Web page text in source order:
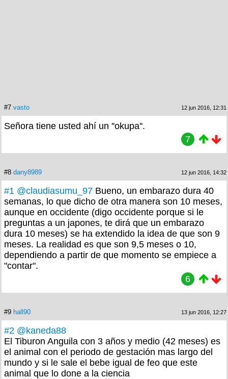
#7 vasto 12 jun 2016, 12:31
Señora tiene usted ahí un ''okupa''.
7
#8 dany8989 12 jun 2016, 14:32
#1 @claudiasumu_97 Bueno, un embarazo dura 40
semanas, lo que dicho de otra manera son 10 meses,
aunque en occidente (digo occidente porque si le
preguntas a un japones, te dirá que un embarazo
dura 10 meses) se ha extendido la idea de que son 9
meses. La realidad es que son 9,5 meses o 10,
dependiendo a partir de que momento se empiece a
"contar".
6
#9 hall90 13 jun 2016, 12:27
#2 @kaneda88
El Tiburon Anguila con 3 años y medio (42 meses) es
el animal con el periodo de gestación mas largo del
mundo y si le sale el bebe igual de feo que este
animal que lo done a la ciencia